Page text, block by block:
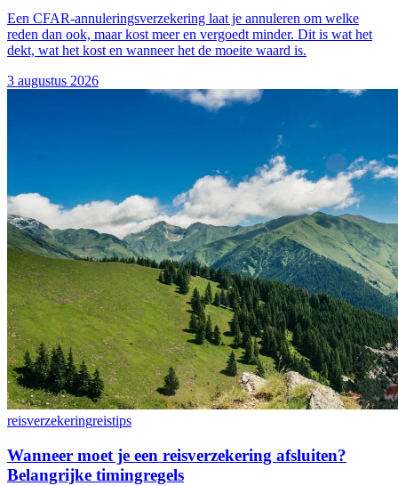
Een CFAR-annuleringsverzekering laat je annuleren om welke
reden dan ook, maar kost meer en vergoedt minder. Dit is wat het
dekt, wat het kost en wanneer het de moeite waard is.
3 augustus 2026
reisverzekeringreistips
Wanneer moet je een reisverzekering afsluiten?
Belangrijke timingregels